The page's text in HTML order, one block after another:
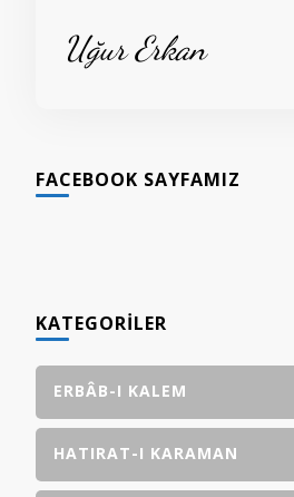
Uğur Erkan
FACEBOOK SAYFAMIZ
KATEGORILER
ERBÂB-I KALEM
HATIRAT-I KARAMAN